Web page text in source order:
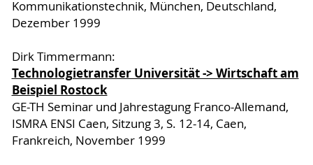
Kommunikationstechnik, München, Deutschland,
Dezember 1999
Dirk Timmermann:
Technologietransfer Universität -> Wirtschaft am
Beispiel Rostock
GE-TH Seminar und Jahrestagung Franco-Allemand,
ISMRA ENSI Caen, Sitzung 3, S. 12-14, Caen,
Frankreich, November 1999